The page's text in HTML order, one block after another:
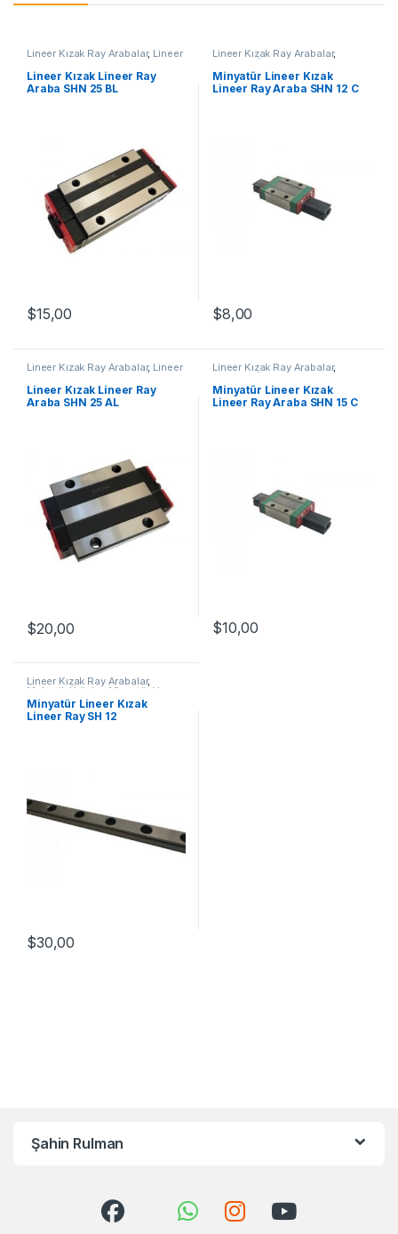
Lineer Kızak Ray Arabalar, Lineer
Mekanik Ürünler
Lineer Kızak Lineer Ray
Araba SHN 25 BL
$15,00
Lineer Kızak Ray Arabalar,
Ray Araba SHN C Serisi
Minyatür Lineer Kızak
Lineer Ray Araba SHN 12 C
$8,00
Lineer Kızak Ray Arabalar, Lineer
Mekanik Ürünler
Lineer Kızak Lineer Ray
Araba SHN 25 AL
$20,00
Lineer Kızak Ray Arabalar,
Ray Araba SHN C Serisi
Minyatür Lineer Kızak
Lineer Ray Araba SHN 15 C
$10,00
Lineer Kızak Ray Arabalar,
Mekanik Ürünler Minyatür Lineer
Kızak Lineer Ray SH Serisi
Minyatür Lineer Kızak
Lineer Ray SH 12
$30,00
Şahin Rulman